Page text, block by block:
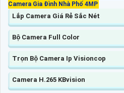
Camera Gia Đình Nhà Phố 4MP
Lắp Camera Giá Rẻ Sắc Nét
Bộ Camera Full Color
Trọn Bộ Camera Ip Visioncop
Camera H.265 KBvision